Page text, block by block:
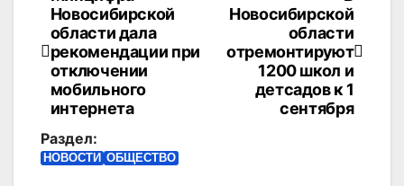
по
записям
Новосибирской
области
отремонтируют
1200 школ и
детсадов к 1
сентября
Новосибирской
области дала
рекомендации при
отключении
мобильного
интернета
Раздел:
НОВОСТИ ОБЩЕСТВО